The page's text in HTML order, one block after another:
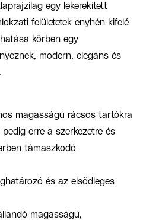
egy lekerekített
felületetek enyhén kifelé
körben egy
modern, elegáns és
magasságú rácsos tartókra
erre a szerkezetre és
támaszkodó
és az elsődleges
magasságú,